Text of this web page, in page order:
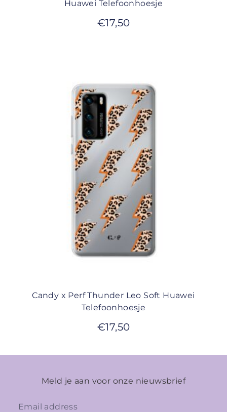
Huawei Telefoonhoesje
€17,50
Candy x Perf Thunder Leo Soft Huawei
Telefoonhoesje
€17,50
Meld je aan voor onze nieuwsbrief